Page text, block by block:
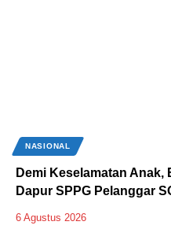
NASIONAL
Demi Keselamatan Anak,
Dapur SPPG Pelanggar
6 Agustus 2026